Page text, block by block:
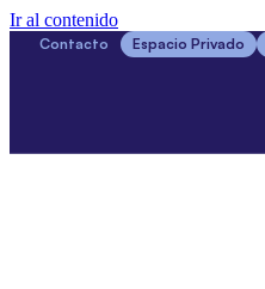
Ir al contenido
Contacto Espacio Privado